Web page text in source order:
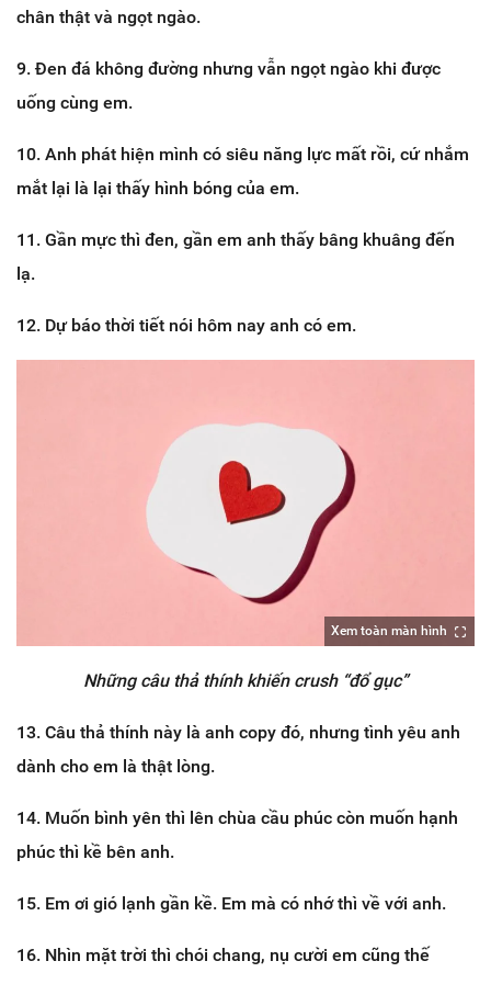
chân thật và ngọt ngào.
9. Đen đá không đường nhưng vẫn ngọt ngào khi được
uống cùng em.
10. Anh phát hiện mình có siêu năng lực mất rồi, cứ nhắm
mắt lại là lại thấy hình bóng của em.
11. Gần mực thì đen, gần em anh thấy bâng khuâng đến
lạ.
12. Dự báo thời tiết nói hôm nay anh có em.
Xem toàn màn hình
Những câu thả thính khiến crush “đổ gục”
13. Câu thả thính này là anh copy đó, nhưng tình yêu anh
dành cho em là thật lòng.
14. Muốn bình yên thì lên chùa cầu phúc còn muốn hạnh
phúc thì kề bên anh.
15. Em ơi gió lạnh gần kề. Em mà có nhớ thì về với anh.
16. Nhìn mặt trời thì chói chang, nụ cười em cũng thế